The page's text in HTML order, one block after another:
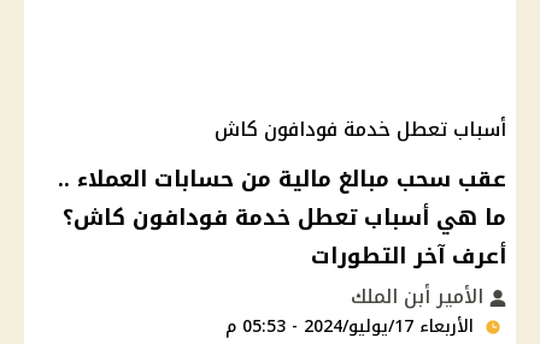
أسباب تعطل خدمة فودافون كاش
عقب سحب مبالغ مالية من حسابات العملاء ..
ما هي أسباب تعطل خدمة فودافون كاش؟
أعرف آخر التطورات
الأمير أبن الملك
الأربعاء 17/يوليو/2024 - 05:53 م